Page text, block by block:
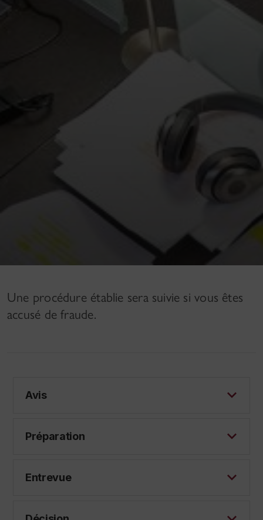
Une procédure établie sera suivie si vous êtes
accusé de fraude.
Avis
Préparation
Entrevue